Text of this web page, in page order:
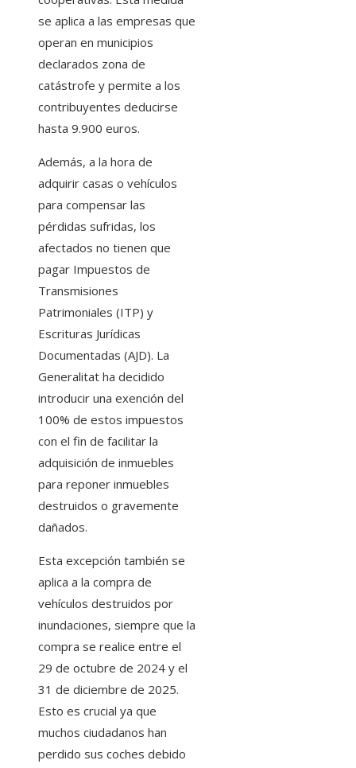
se aplica a las empresas que
operan en municipios
declarados zona de
catástrofe y permite a los
contribuyentes deducirse
hasta 9.900 euros.
Además, a la hora de
adquirir casas o vehículos
para compensar las
pérdidas sufridas, los
afectados no tienen que
pagar Impuestos de
Transmisiones
Patrimoniales (ITP) y
Escrituras Jurídicas
Documentadas (AJD). La
Generalitat ha decidido
introducir una exención del
100% de estos impuestos
con el fin de facilitar la
adquisición de inmuebles
para reponer inmuebles
destruidos o gravemente
dañados.
Esta excepción también se
aplica a la compra de
vehículos destruidos por
inundaciones, siempre que la
compra se realice entre el
29 de octubre de 2024 y el
31 de diciembre de 2025.
Esto es crucial ya que
muchos ciudadanos han
perdido sus coches debido